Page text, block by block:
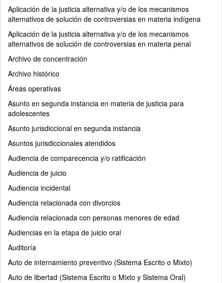
Aplicación de la justicia alternativa y/o de los mecanismos
alternativos de solución de controversias en materia indígena
Aplicación de la justicia alternativa y/o de los mecanismos
alternativos de solución de controversias en materia penal
Archivo de concentración
Archivo histórico
Áreas operativas
Asunto en segunda instancia en materia de justicia para
adolescentes
Asunto jurisdiccional en segunda instancia
Asuntos jurisdiccionales atendidos
Audiencia de comparecencia y/o ratificación
Audiencia de juicio
Audiencia incidental
Audiencia relacionada con divorcios
Audiencia relacionada con personas menores de edad
Audiencias en la etapa de juicio oral
Auditoría
Auto de internamiento preventivo (Sistema Escrito o Mixto)
Auto de libertad (Sistema Escrito o Mixto y Sistema Oral)